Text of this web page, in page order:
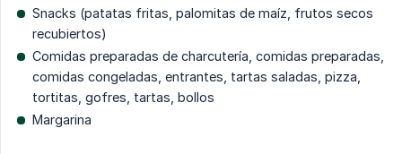
Snacks (patatas fritas, palomitas de maíz, frutos secos
recubiertos)
Comidas preparadas de charcutería, comidas preparadas,
comidas congeladas, entrantes, tartas saladas, pizza,
tortitas, gofres, tartas, bollos
Margarina